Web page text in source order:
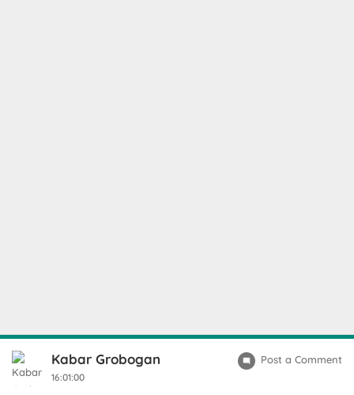
Kabar Grobogan
16:01:00
Post a Comment